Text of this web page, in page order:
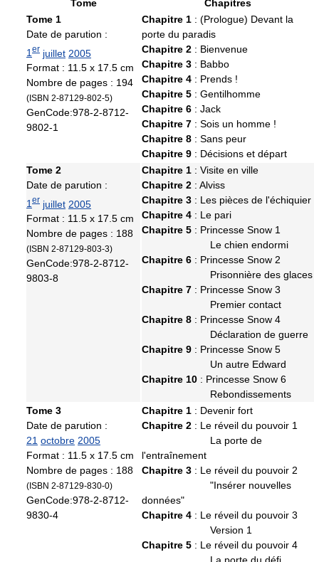
Tome
Chapitres
Tome 1
Date de parution :
1er juillet 2005
Format : 11.5 x 17.5 cm
Nombre de pages : 194
(ISBN 2-87129-802-5)
GenCode:978-2-8712-
9802-1
Chapitre 1 : (Prologue) Devant la
porte du paradis
Chapitre 2 : Bienvenue
Chapitre 3 : Babbo
Chapitre 4 : Prends !
Chapitre 5 : Gentilhomme
Chapitre 6 : Jack
Chapitre 7 : Sois un homme !
Chapitre 8 : Sans peur
Chapitre 9 : Décisions et départ
Tome 2
Date de parution :
1er juillet 2005
Format : 11.5 x 17.5 cm
Nombre de pages : 188
(ISBN 2-87129-803-3)
GenCode:978-2-8712-
9803-8
Chapitre 1 : Visite en ville
Chapitre 2 : Alviss
Chapitre 3 : Les pièces de l'échiquier
Chapitre 4 : Le pari
Chapitre 5 : Princesse Snow 1
Le chien endormi
Chapitre 6 : Princesse Snow 2
Prisonnière des glaces
Chapitre 7 : Princesse Snow 3
Premier contact
Chapitre 8 : Princesse Snow 4
Déclaration de guerre
Chapitre 9 : Princesse Snow 5
Un autre Edward
Chapitre 10 : Princesse Snow 6
Rebondissements
Tome 3
Date de parution :
21 octobre 2005
Format : 11.5 x 17.5 cm
Nombre de pages : 188
(ISBN 2-87129-830-0)
GenCode:978-2-8712-
9830-4
Chapitre 1 : Devenir fort
Chapitre 2 : Le réveil du pouvoir 1
La porte de
l'entraînement
Chapitre 3 : Le réveil du pouvoir 2
"Insérer nouvelles
données"
Chapitre 4 : Le réveil du pouvoir 3
Version 1
Chapitre 5 : Le réveil du pouvoir 4
La porte du défi